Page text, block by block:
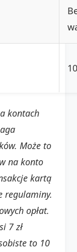
kontach
Może to
na konto
kartą
regulaminy.
opłat.
7 zł
to 10